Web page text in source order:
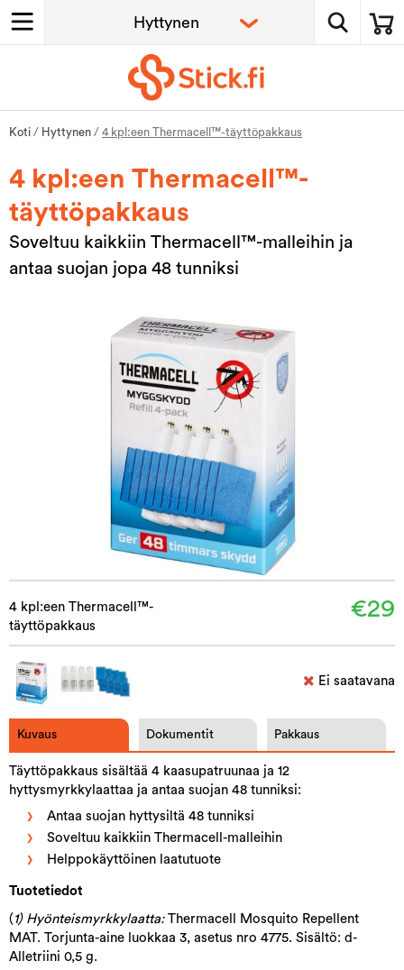
Koti / Hyttynen / 4 kpl:een Thermacell™-täyttöpakkaus
4 kpl:een Thermacell™-
täyttöpakkaus
Soveltuu kaikkiin Thermacell™-malleihin ja
antaa suojan jopa 48 tunniksi
4 kpl:een Thermacell™-
täyttöpakkaus
€29
Ei saatavana
Kuvaus Dokumentit Pakkaus
Täyttöpakkaus sisältää 4 kaasupatruunaa ja 12
hyttysmyrkkylaattaa ja antaa suojan 48 tunniksi:
Antaa suojan hyttysiltä 48 tunniksi
Soveltuu kaikkiin Thermacell-malleihin
Helppokäyttöinen laatutuote
Tuotetiedot
( 1) Hyönteismyrkkylaatta:Thermacell Mosquito Repellent
MAT. Torjunta-aine luokkaa 3, asetus nro 4775. Sisältö: d-
Alletriini 0,5 g.